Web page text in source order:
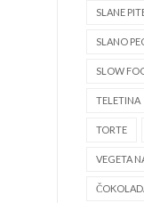
SLANE
SLANO
SLOW
TELETINA
TORTE
VEGETA